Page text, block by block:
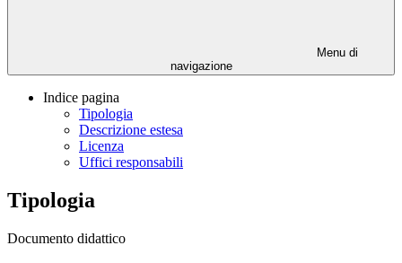
Menu di
navigazione
Indice pagina
Tipologia
Descrizione estesa
Licenza
Uffici responsabili
Tipologia
Documento didattico